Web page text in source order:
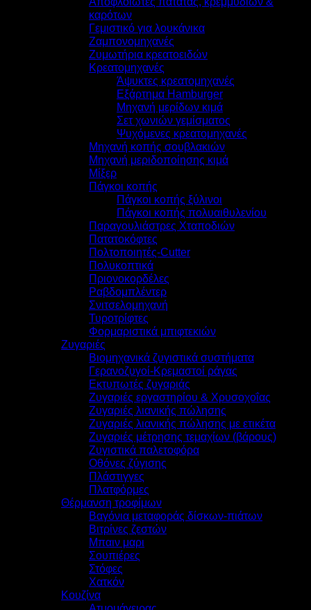
καρότων
Γεμιστικό για λουκάνικα
Ζαμπονομηχανές
Ζυμωτήρια κρεατοειδών
Κρεατομηχανές
Άψυκτες κρεατομηχανές
Εξάρτημα Hamburger
Μηχανή μερίδων κιμά
Σετ χωνιών γεμίσματος
Ψυχόμενες κρεατομηχανές
Μηχανή κοπής σουβλακιών
Μηχανή μεριδοποίησης κιμά
Μίξερ
Πάγκοι κοπής
Πάγκοι κοπής ξύλινοι
Πάγκοι κοπής πολυαιθυλενίου
Παραγουλιάστρες Χταποδιών
Πατατοκόφτες
Πολτοποιητές-Cutter
Πολυκοπτικά
Πριονοκορδέλες
Ραβδομπλέντερ
Σνιτσελομηχανή
Τυροτρίφτες
Φορμαριστικά μπιφτεκιών
Ζυγαριές
Βιομηχανικά ζυγιστικά συστήματα
Γερανοζυγοί-Κρεμαστοί ράγας
Εκτυπωτές ζυγαριάς
Ζυγαριές εργαστηρίου & Χρυσοχοΐας
Ζυγαριές λιανικής πώλησης
Ζυγαριές λιανικής πώλησης με ετικέτα
Ζυγαριές μέτρησης τεμαχίων (βάρους)
Ζυγιστικά παλετοφόρα
Οθόνες ζύγισης
Πλάστιγγες
Πλατφόρμες
Θέρμανση τροφίμων
Βαγόνια μεταφοράς δίσκων-πιάτων
Βιτρίνες ζεστών
Μπαιν μαρι
Σουπιέρες
Στόφες
Χατκόν
Κουζίνα